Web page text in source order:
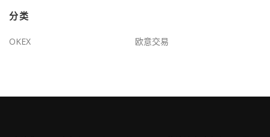
分类
OKEX 欧意交易